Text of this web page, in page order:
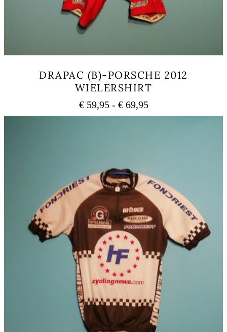
DRAPAC (B)-PORSCHE 2012
WIELERSHIRT
€59,95 - €69,95Prijsklasse:
€ 59,95
optie
kan
gekozen
worden
op
productpagina